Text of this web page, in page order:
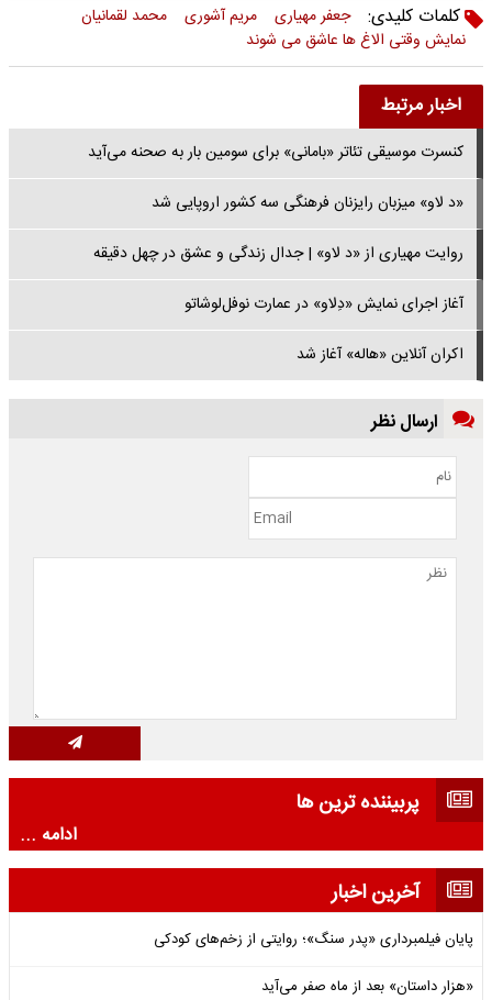
کلمات کلیدی:
جعفر مهیاری مریم آشوری
محمد لقمانیان
نمایش وقتی الاغ ها عاشق می شوند
اخبار مرتبط
کنسرت موسیقی تئاتر «بامانی» برای سومین بار به صحنه می‌آید
«د لاو» میزبان رایزنان فرهنگی سه کشور اروپایی شد
روایت مهیاری از «د لاو» | جدال زندگی و عشق در چهل دقیقه
آغاز اجرای نمایش «دِلاو» در عمارت نوفل‌لوشاتو
اکران آنلاین «هاله» آغاز شد
ارسال نظر
پربیننده ترین ها
ادامه ...
آخرین اخبار
پایان فیلمبرداری «پدر سنگ»؛ روایتی از زخم‌های کودکی
«هزار داستان» بعد از ماه صفر می‌آید